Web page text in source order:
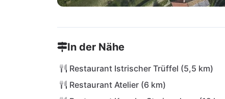
In der Nähe
Restaurant Istrischer Trüffel (5,5 km)
Restaurant Atelier (6 km)